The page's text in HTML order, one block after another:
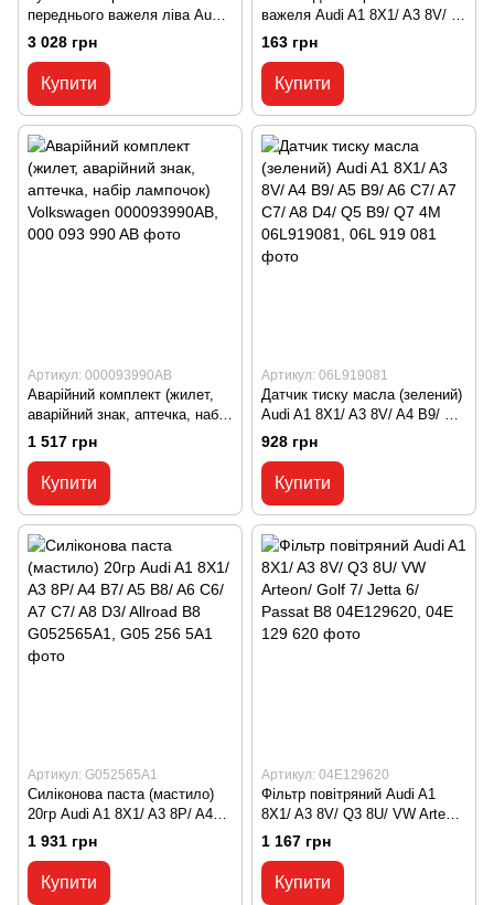
переднього важеля ліва Audi
A3 8V/ Q3 F3/ VW Arteon/ Golf
7/ Passat B7 3C0407365B, 3C0
407 365 B
3 028 грн
Купити
важеля Audi A1 8X1/ A3 8V/ A4
B9/ Q3 F3/ VW Arteon/ Golf 7/
Passat B7 N10628301, N10 628
301
163 грн
Купити
Артикул: 000093990AB
Аварійний комплект (жилет,
аварійний знак, аптечка, набір
лампочок) Volkswagen
000093990AB, 000 093 990 AB
1 517 грн
Купити
Артикул: 06L919081
Датчик тиску масла (зелений)
Audi A1 8X1/ A3 8V/ A4 B9/ A5
B9/ A6 C7/ A7 C7/ A8 D4/ Q5
B9/ Q7 4M 06L919081, 06L 919
081
928 грн
Купити
Артикул: G052565A1
Силіконова паста (мастило)
20гр Audi A1 8X1/ A3 8P/ A4
B7/ A5 B8/ A6 C6/ A7 C7/ A8
D3/ Allroad B8 G052565A1,
G05 256 5A1
1 931 грн
Купити
Артикул: 04E129620
Фільтр повітряний Audi A1
8X1/ A3 8V/ Q3 8U/ VW Arteon/
Golf 7/ Jetta 6/ Passat B8
04E129620, 04E 129 620
1 167 грн
Купити